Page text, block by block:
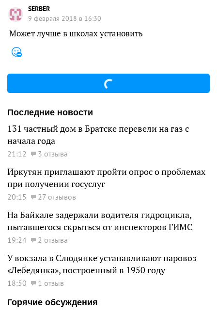
SERBER
9 февраля 2018 в 16:30
Может лучше в школах установить
Последние новости
131 частный дом в Братске перевели на газ с
начала года
21:12 3 отзыва
Иркутян приглашают пройти опрос о проблемах
при получении госуслуг
20:15 27 отзывов
На Байкале задержали водителя гидроцикла,
пытавшегося скрыться от инспекторов ГИМС
19:24 2 отзыва
У вокзала в Слюдянке устанавливают паровоз
«Лебедянка», построенный в 1950 году
18:50
1 отзыв
Горячие обсуждения